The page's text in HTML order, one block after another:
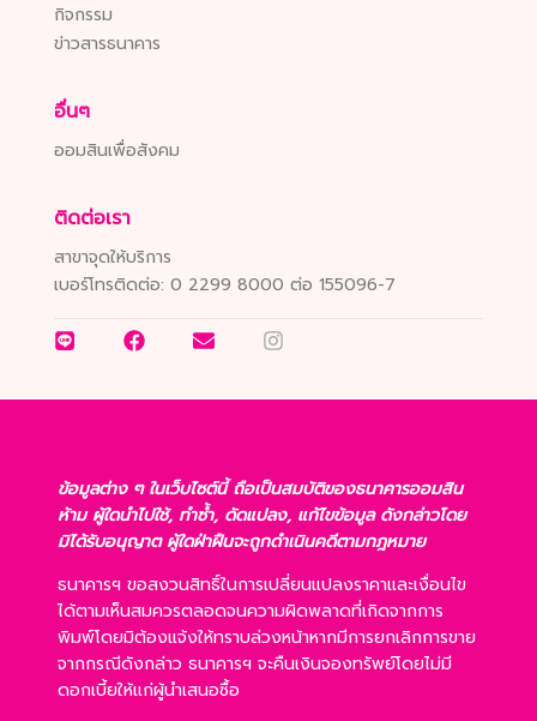
กิจกรรม
ข่าวสารธนาคาร
อื่นๆ
ออมสินเพื่อสังคม
ติดต่อเรา
สาขาจุดให้บริการ
เบอร์โทรติดต่อ: 0 2299 8000 ต่อ 155096-7
ข้อมูลต่าง ๆ ในเว็บไซต์นี้ ถือเป็นสมบัติของธนาคารออมสิน
ห้าม ผู้ใดนำไปใช้, ทำซ้ำ, ดัดแปลง, แก้ไขข้อมูล ดังกล่าวโดย
มิได้รับอนุญาต ผู้ใดฝ่าฝืนจะถูกดำเนินคดีตามกฎหมาย
ธนาคารฯ ขอสงวนสิทธิ์ในการเปลี่ยนแปลงราคาและเงื่อนไข
ได้ตามเห็นสมควรตลอดจนความผิดพลาดที่เกิดจากการ
พิมพ์โดยมิต้องแจ้งให้ทราบล่วงหน้าหากมีการยกเลิกการขาย
จากกรณีดังกล่าว ธนาคารฯ จะคืนเงินจองทรัพย์โดยไม่มี
ดอกเบี้ยให้แก่ผู้นำเสนอซื้อ